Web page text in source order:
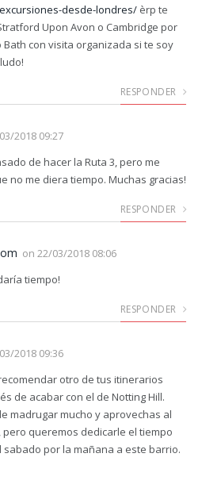
desde-londres/ èrp te
Upon Avon o Cambridge por
con visita organizada si te soy
RESPONDER
2018 09:27
de hacer la Ruta 3, pero me
no me diera tiempo. Muchas gracias!
RESPONDER
on 22/03/2018 08:06
tiempo!
RESPONDER
2018 09:36
otro de tus itinerarios
de acabar con el de Notting Hill.
madrugar mucho y aprovechas al
pero queremos dedicarle el tiempo
sabado por la mañana a este barrio.